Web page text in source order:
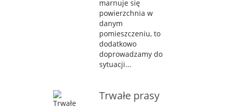
marnuje się
powierzchnia w
danym
pomieszczeniu, to
dodatkowo
doprowadzamy do
sytuacji...
Trwałe prasy